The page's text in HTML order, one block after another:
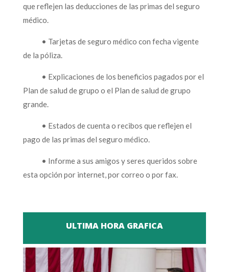
que reflejen las deducciones de las primas del seguro
médico.
• Tarjetas de seguro médico con fecha vigente
de la póliza.
• Explicaciones de los beneficios pagados por el
Plan de salud de grupo o el Plan de salud de grupo
grande.
• Estados de cuenta o recibos que reflejen el
pago de las primas del seguro médico.
• Informe a sus amigos y seres queridos sobre
esta opción por internet, por correo o por fax.
ULTIMA HORA GRAFICA